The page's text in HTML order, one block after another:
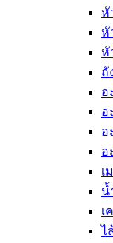
หั
หั
หั
ถั
อ
อ
อ
อ
เ
น้
เ
ไ